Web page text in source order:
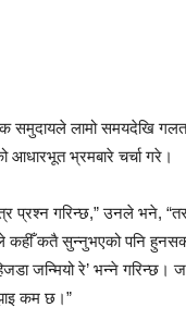
लामो समयदेखि गलत
आधारभूत भ्रमबारे चर्चा गरे।
प्रश्न गरिन्छ,” उनले भने,
कतै सुन्नुभएको पनि हुनसक्छ,
जन्मियो रे’ भन्ने
कम छ।”